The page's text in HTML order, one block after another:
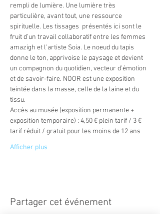
rempli de lumière. Une lumière très
particulière, avant tout, une ressource
spirituelle. Les tissages  présentés ici sont le
fruit d’un travail collaboratif entre les femmes
amazigh et l’artiste Soia. Le noeud du tapis
donne le ton, apprivoise le paysage et devient
un compagnon du quotidien, vecteur d’émotion
et de savoir-faire. NOOR est une exposition
teintée dans la masse, celle de la laine et du
tissu.
Accès au musée (exposition permanente +
exposition temporaire) : 4,50 € plein tarif / 3 €
tarif réduit / gratuit pour les moins de 12 ans
Afficher plus
Partager cet événement